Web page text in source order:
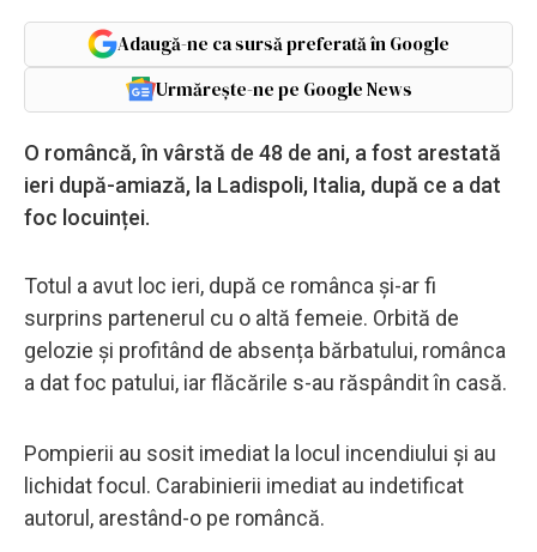
Adaugă-ne ca sursă preferată în Google
Urmărește-ne pe Google News
O româncă, în vârstă de 48 de ani, a fost arestată
ieri după-amiază, la Ladispoli, Italia, după ce a dat
foc locuinței.
Totul a avut loc ieri, după ce românca și-ar fi
surprins partenerul cu o altă femeie. Orbită de
gelozie și profitând de absența bărbatului, românca
a dat foc patului, iar flăcările s-au răspândit în casă.
Pompierii au sosit imediat la locul incendiului și au
lichidat focul. Carabinierii imediat au indetificat
autorul, arestând-o pe româncă.